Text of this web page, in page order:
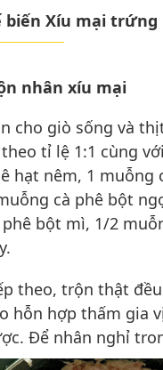
biến Xíu mại trứng
nhân xíu mại
cho giò sống và
theo tỉ lệ 1:1 cùng
hạt nêm, 1 muỗng
cà phê bột
phê bột mì, 1/2
theo, trộn thật
hỗn hợp thấm gia
Để nhân nghỉ